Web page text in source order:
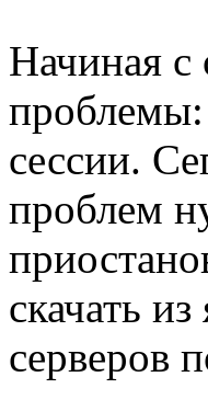
Начиная с
проблемы:
сессии.
проблем
скачать
серверов